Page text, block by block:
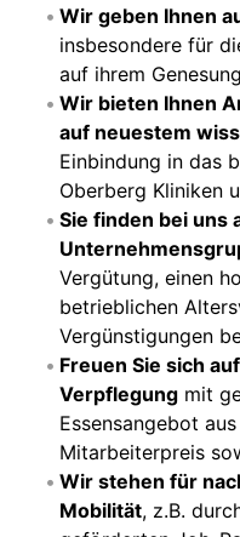
Wir geben Ihnen
insbesondere für
auf ihrem
Wir bieten Ihnen
auf neuestem
Einbindung in das
Oberberg Kliniken
Sie finden bei uns
Vergütung, einen
betrieblichen
Vergünstigungen
Freuen Sie sich
Verpflegung mit
Essensangebot
Mitarbeiterpreis
Wir stehen für
Mobilität, z.B.